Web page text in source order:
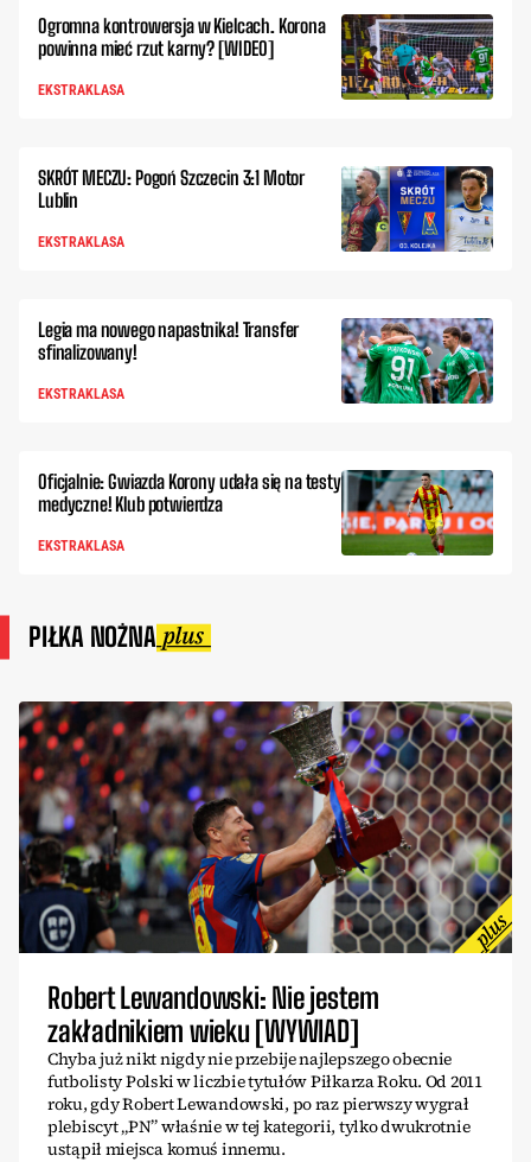
Ogromna kontrowersja w Kielcach. Korona
powinna mieć rzut karny? [WIDEO]
EKSTRAKLASA
SKRÓT MECZU: Pogoń Szczecin 3:1 Motor
Lublin
EKSTRAKLASA
Legia ma nowego napastnika! Transfer
sfinalizowany!
EKSTRAKLASA
Oficjalnie: Gwiazda Korony udała się na testy
medyczne! Klub potwierdza
EKSTRAKLASA
PIŁKA NOŻNA
Robert Lewandowski: Nie jestem
zakładnikiem wieku [WYWIAD]
Chyba już nikt nigdy nie przebije najlepszego obecnie
futbolisty Polski w liczbie tytułów Piłkarza Roku. Od 2011
roku, gdy Robert Lewandowski, po raz pierwszy wygrał
plebiscyt „PN” właśnie w tej kategorii, tylko dwukrotnie
ustąpił miejsca komuś innemu.